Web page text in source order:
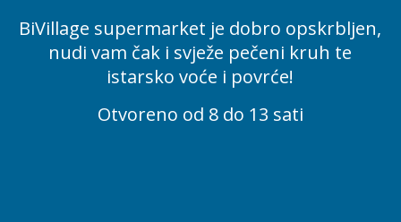
BiVillage supermarket je dobro opskrbljen,
nudi vam čak i svježe pečeni kruh te
istarsko voće i povrće!
Otvoreno od 8 do 13 sati